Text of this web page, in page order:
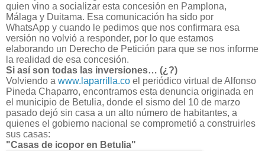
quien vino a socializar esta concesión en Pamplona,
Málaga y Duitama. Esa comunicación ha sido por
WhatsApp y cuando le pedimos que nos confirmara esa
versión no volvió a responder, por lo que estamos
elaborando un Derecho de Petición para que se nos informe
la realidad de esa concesión.
Si así son todas las inversiones… (¿?)
Volviendo a www.laparrilla.co el periódico virtual de Alfonso
Pineda Chaparro, encontramos esta denuncia originada en
el municipio de Betulia, donde el sismo del 10 de marzo
pasado dejó sin casa a un alto número de habitantes, a
quienes el gobierno nacional se comprometió a construirles
sus casas:
"Casas de icopor en Betulia"